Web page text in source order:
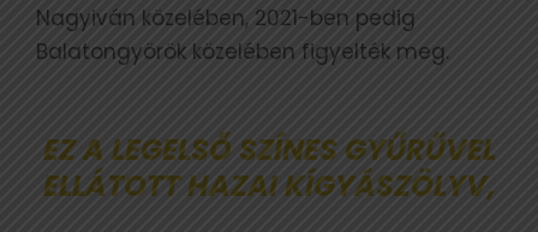
Nagyiván közelében, 2021-ben pedig
Balatongyörök közelében figyelték meg.
EZ A LEGELSŐ SZÍNES GYŰRŰVEL
ELLÁTOTT HAZAI KÍGYÁSZÖLYV,